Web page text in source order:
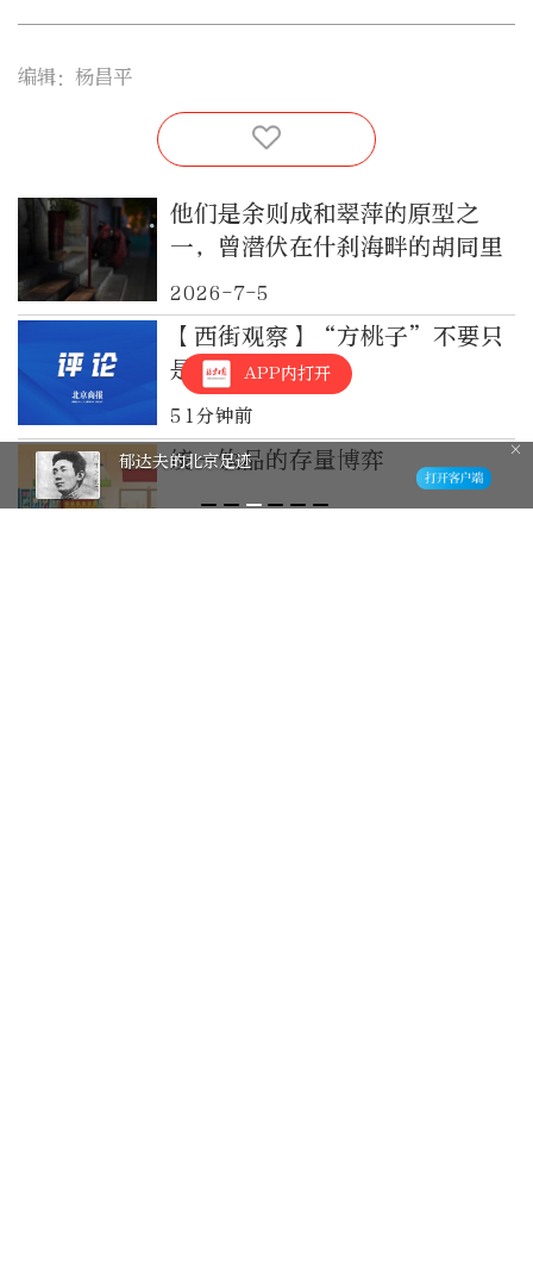
编辑：杨昌平
他们是余则成和翠萍的原型之
一，曾潜伏在什刹海畔的胡同里
2026-7-5
【西街观察】“方桃子”不要只
是摘流量的桃子
51分钟前
统一饮品的存量博弈
APP内打开
郁达夫的北京足迹